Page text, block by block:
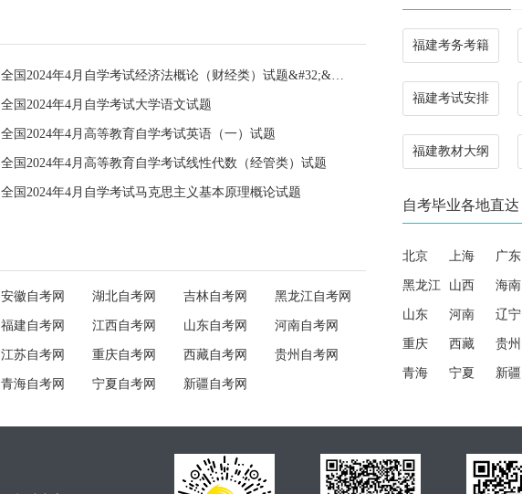
全国2024年4月自学考试经济法概论（财经类）试题&#32;&#32;
全国2024年4月自学考试大学语文试题
全国2024年4月高等教育自学考试英语（一）试题
全国2024年4月高等教育自学考试线性代数（经管类）试题
全国2024年4月自学考试马克思主义基本原理概论试题
安徽自考网 湖北自考网 吉林自考网 黑龙江自考网
福建自考网 江西自考网 山东自考网 河南自考网
江苏自考网 重庆自考网 西藏自考网 贵州自考网
青海自考网 宁夏自考网 新疆自考网
福建考务考籍
福建考试安排
福建教材大纲
自考毕业各地直达
北京 上海 广东
黑龙江 山西 海南
山东 河南 辽宁
重庆 西藏 贵州
青海 宁夏 新疆